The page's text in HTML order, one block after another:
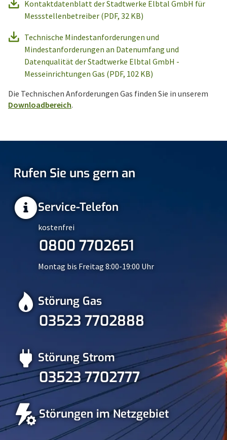
Kontaktdatenblatt der Stadtwerke Elbtal GmbH für
Messstellenbetreiber (PDF, 32 KB)
Technische Mindestanforderungen und
Mindestanforderungen an Datenumfang und
Datenqualität der Stadtwerke Elbtal GmbH -
Messeinrichtungen Gas (PDF, 102 KB)
Die Technischen Anforderungen Gas finden Sie in unserem
Downloadbereich.
Rufen Sie uns gern an
Service-Telefon
kostenfrei
0800 7702651
Montag bis Freitag 8:00-19:00 Uhr
Störung Gas
03523 7702888
Störung Strom
03523 7702777
Störungen im Netzgebiet